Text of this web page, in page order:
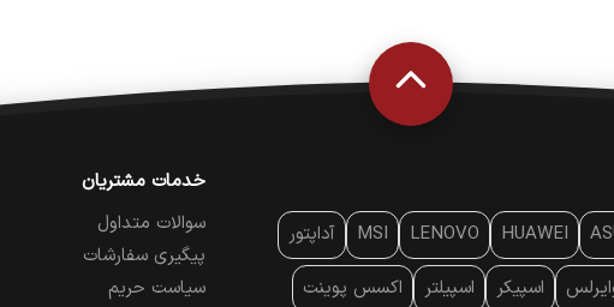
HUAWEI
LENOVO
MSI
آداپتور
اسپیکر اسپیلتر اکسس پوینت
خدمات مشتریان
سوالات متداول
پیگیری سفارشات
سیاست حریم